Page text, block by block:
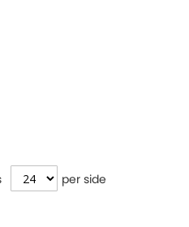
per side